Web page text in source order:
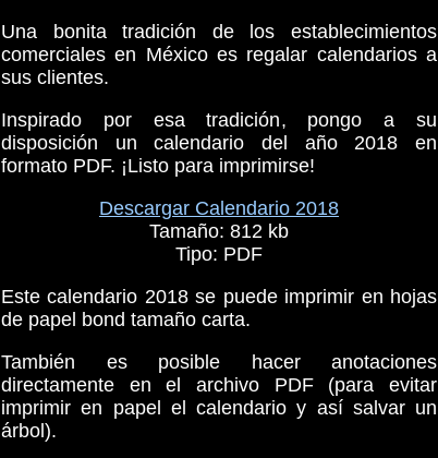
Una bonita tradición de los establecimientos
comerciales en México es regalar calendarios a
sus clientes.
Inspirado por esa tradición, pongo a su
disposición un calendario del año 2018 en
formato PDF. ¡Listo para imprimirse!
Descargar Calendario 2018
Tamaño: 812 kb
Tipo: PDF
Este calendario 2018 se puede imprimir en hojas
de papel bond tamaño carta.
También es posible hacer anotaciones
directamente en el archivo PDF (para evitar
imprimir en papel el calendario y así salvar un
árbol).